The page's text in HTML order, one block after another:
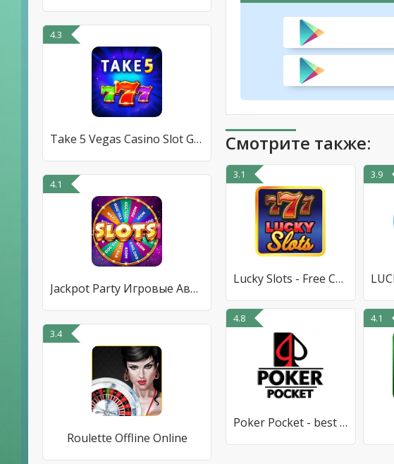
4.3
Take 5 Vegas Casino Slot Games
4.1
Jackpot Party Игровые Автоматы
3.4
Roulette Offline Online
Смотрите также:
3.1
Lucky Slots - Free Casino Game
3.9
4.8
Poker Pocket - best free hold'
4.1